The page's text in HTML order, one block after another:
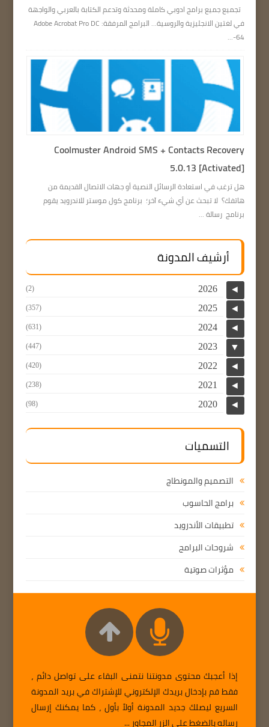
تجميع جميع برامج ادوبي كاملة ومحدثة وتدعم الكتابة بالعربي والواجهة
في لغتين الانجليزية والروسية… البرامج المرفقة: Adobe Acrobat Pro DC
64-...
Coolmuster Android SMS + Contacts Recovery
5.0.13 [Activated]
هل ترغب في استعادة الرسائل النصية أو جهات الاتصال القديمة من
هاتفك؟ لا تبحث عن أي شيء آخر؛ برنامج كول موستر للاندرويد يقوم
برنامج رسالة ...
أرشيف المدونة
◄
2026
(2)
◄
2025
(357)
◄
2024
(631)
▼
2023
(447)
◄
2022
(420)
◄
2021
(238)
◄
2020
(98)
التسميات
التصميم والمونطاج
برامج الحاسوب
تطبيقات الأندرويد
شروحات البرامج
مؤثرات صوتية
إذا أعجبك محتوى مدونتنا نتمنى البقاء على تواصل دائم ،
فقط قم بإدخال بريدك الإلكتروني للإشتراك في بريد المدونة
السريع ليصلك جديد المدونة أولاً بأول ، كما يمكنك إرسال
رساله بالضغط على الزر المجاور ...